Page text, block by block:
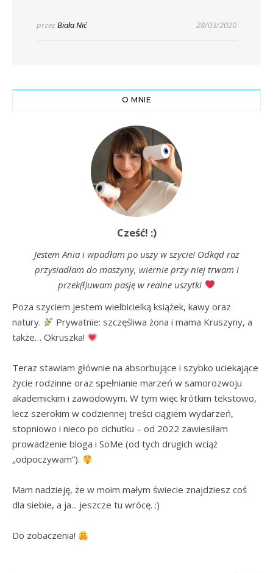
przezBiała Nić 28/03/2020
O MNIE
Cześć! :)
Jestem Ania i wpadłam po uszy w szycie! Odkąd raz
przysiadłam do maszyny, wiernie przy niej trwam i
przek(ł)uwam pasję w realne uszytki
Poza szyciem jestem wielbicielką książek, kawy oraz
natury.
Prywatnie: szczęśliwa żona i mama Kruszyny, a
także… Okruszka!
Teraz stawiam głównie na absorbujące i szybko uciekające
życie rodzinne oraz spełnianie marzeń w samorozwoju
akademickim i zawodowym. W tym więc krótkim tekstowo,
lecz szerokim w codziennej treści ciągiem wydarzeń,
stopniowo i nieco po cichutku – od 2022 zawiesiłam
prowadzenie bloga i SoMe (od tych drugich wciąż
„odpoczywam”).
Mam nadzieję, że w moim małym świecie znajdziesz coś
dla siebie, a ja... jeszcze tu wrócę. :)
Do zobaczenia!